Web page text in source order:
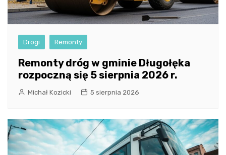
Drogi Remonty
Remonty dróg w gminie Długołęka
rozpoczną się 5 sierpnia 2026 r.
Michał Kozicki 5 sierpnia 2026